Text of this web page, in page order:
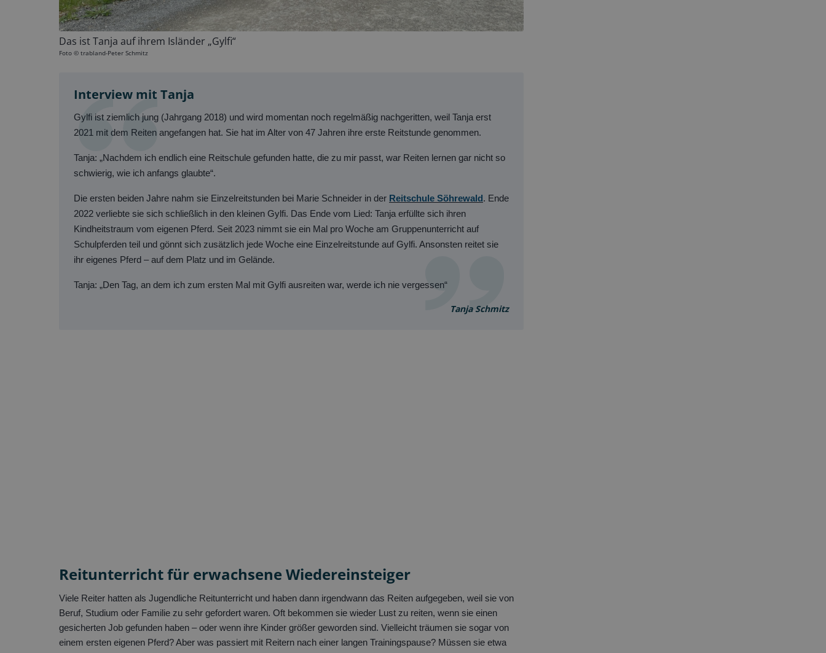
Das ist Tanja auf ihrem Isländer „Gylfi“
Foto © trabland-Peter Schmitz
Interview mit Tanja
Gylfi ist ziemlich jung (Jahrgang 2018) und wird momentan noch regelmäßig nachgeritten, weil Tanja erst
2021 mit dem Reiten angefangen hat. Sie hat im Alter von 47 Jahren ihre erste Reitstunde genommen.
Tanja: „Nachdem ich endlich eine Reitschule gefunden hatte, die zu mir passt, war Reiten lernen gar nicht so
schwierig, wie ich anfangs glaubte“.
Die ersten beiden Jahre nahm sie Einzelreitstunden bei Marie Schneider in der Reitschule Söhrewald . Ende
2022 verliebte sie sich schließlich in den kleinen Gylfi. Das Ende vom Lied: Tanja erfüllte sich ihren
Kindheitstraum vom eigenen Pferd. Seit 2023 nimmt sie ein Mal pro Woche am Gruppenunterricht auf
Schulpferden teil und gönnt sich zusätzlich jede Woche eine Einzelreitstunde auf Gylfi. Ansonsten reitet sie
ihr eigenes Pferd – auf dem Platz und im Gelände.
Tanja: „Den Tag, an dem ich zum ersten Mal mit Gylfi ausreiten war, werde ich nie vergessen“
Tanja Schmitz
Reitunterricht für erwachsene Wiedereinsteiger
Viele Reiter hatten als Jugendliche Reitunterricht und haben dann irgendwann das Reiten aufgegeben, weil sie von
Beruf, Studium oder Familie zu sehr gefordert waren. Oft bekommen sie wieder Lust zu reiten, wenn sie einen
gesicherten Job gefunden haben – oder wenn ihre Kinder größer geworden sind. Vielleicht träumen sie sogar von
einem ersten eigenen Pferd? Aber was passiert mit Reitern nach einer langen Trainingspause? Müssen sie etwa